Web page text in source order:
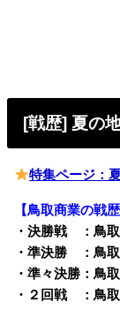
[戦歴] 夏の
特集ページ：
【鳥取商業の戦
・決勝戦 ：鳥
・準決勝 ：鳥
・準々決勝：鳥
・２回戦 ：鳥